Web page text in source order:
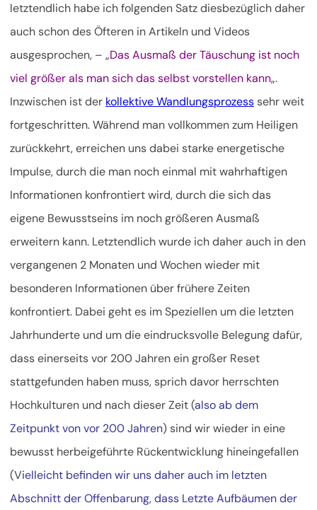
letztendlich habe ich folgenden Satz diesbezüglich daher
auch schon des Öfteren in Artikeln und Videos
ausgesprochen, – „Das Ausmaß der Täuschung ist noch
viel größer als man sich das selbst vorstellen kann„.
Inzwischen ist der kollektive Wandlungsprozesssehr weit
fortgeschritten. Während man vollkommen zum Heiligen
zurückkehrt, erreichen uns dabei starke energetische
Impulse, durch die man noch einmal mit wahrhaftigen
Informationen konfrontiert wird, durch die sich das
eigene Bewusstseins im noch größeren Ausmaß
erweitern kann. Letztendlich wurde ich daher auch in den
vergangenen 2 Monaten und Wochen wieder mit
besonderen Informationen über frühere Zeiten
konfrontiert. Dabei geht es im Speziellen um die letzten
Jahrhunderte und um die eindrucksvolle Belegung dafür,
dass einerseits vor 200 Jahren ein großer Reset
stattgefunden haben muss, sprich davor herrschten
Hochkulturen und nach dieser Zeit (also ab dem
Zeitpunkt von vor 200 Jahren) sind wir wieder in eine
bewusst herbeigeführte Rückentwicklung hineingefallen
(Vielleicht befinden wir uns daher auch im letzten
Abschnitt der Offenbarung, dass Letzte Aufbäumen der